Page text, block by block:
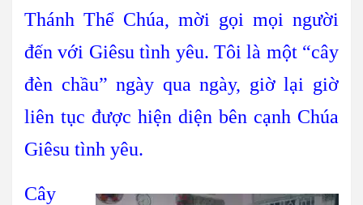
Thánh Thể Chúa, mời gọi mọi người
đến với Giêsu tình yêu. Tôi là một “cây
đèn chầu” ngày qua ngày, giờ lại giờ
liên tục được hiện diện bên cạnh Chúa
Giêsu tình yêu.
Cây